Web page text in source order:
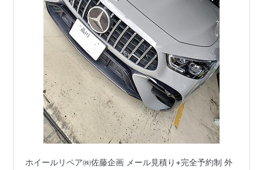
ホイールリペア㈱佐藤企画 メール見積り+完全予約制 外